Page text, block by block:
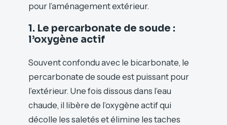
pour l’aménagement extérieur.
1. Le percarbonate de soude :
l’oxygène actif
Souvent confondu avec le bicarbonate, le
percarbonate de soude est puissant pour
l’extérieur. Une fois dissous dans l’eau
chaude, il libère de l’oxygène actif qui
décolle les saletés et élimine les taches